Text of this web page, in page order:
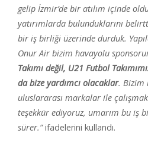
gelip İzmir’de bir atılım içinde
yatırımlarda bulunduklarını
bir iş birliği üzerinde durduk.
Onur Air bizim havayolu
Takımı değil, U21 Futbol
da bize yardımcı olacaklar. Bizim
uluslararası markalar ile
teşekkür ediyoruz, umarım bu iş
sürer.”ifadelerini kullandı.